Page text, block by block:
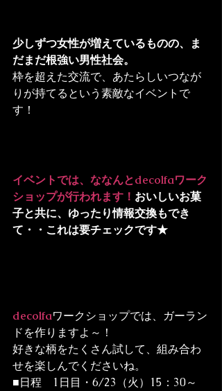
少しずつ女性が増えているものの、ま
だまだ根強い男性社会。
枠を超えた交流で、あたらしいつなが
りが持てるという素敵なイベントで
す！
イベントでは、ななんとdecolfaワーク
ショップが行われます！ おいしいお菓
子と共に、ゆったり情報交換もでき
て・・これは要チェックです★
decolfaワークショップでは、ガーラン
ドを作りますよ～！
好きな柄をたくさん試して、組み合わ
せを楽しんでくださいね。
■日程　1日目・6/23（火）15：30～